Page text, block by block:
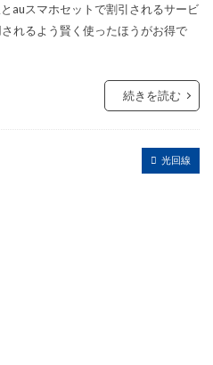
auスマホセットで割引されるサービ
れるよう賢く使ったほうがお得で
続きを読む
光回線